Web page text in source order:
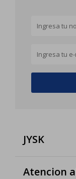
JYSK
Atencion